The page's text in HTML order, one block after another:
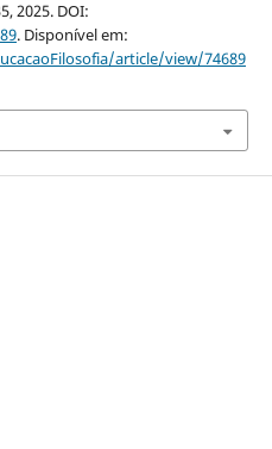
2025. DOI:
. Disponível em:
article/view/74689